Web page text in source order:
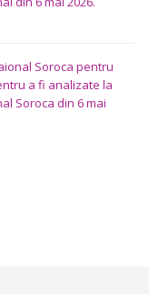
Soroca pentru
a fi analizate la
Soroca din 6 mai